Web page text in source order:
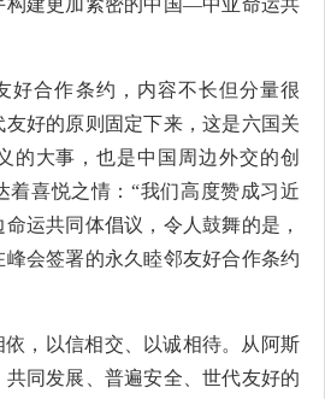
构建更加紧密的中国—中亚命运共
好合作条约，内容不长但分量很
好的原则固定下来，这是六国关
的大事，也是中国周边外交的创
着喜悦之情：“我们高度赞成习近
运共同体倡议，令人鼓舞的是，
会签署的永久睦邻友好合作条约
依，以信相交、以诚相待。从阿斯
同发展、普遍安全、世代友好的